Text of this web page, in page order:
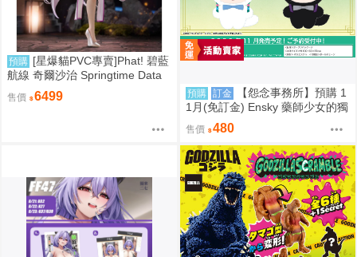
預購 [星爆貓PVC專賣]Phat! 碧藍
航線 奇爾沙治 Springtime Data
預計2027/11到貨
售價 6499 預購 訂金
【怨念事務所】預購 1
1月(免訂金) Ensky 藥師少女的獨
語 Q版動物裝珠鍊布偶吊飾 娃娃
2款分售 0816
售價 480